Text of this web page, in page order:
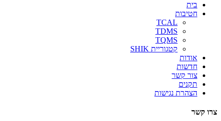
בית
חטיבות
TCAL
TDMS
TQMS
קטגוריית SHIK
אודות
חדשות
צור קשר
תקנים
הצהרת נגישות
צרו קשר